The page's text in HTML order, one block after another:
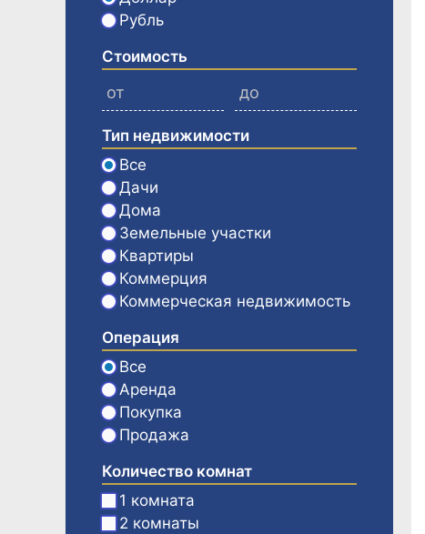
Рубль
Стоимость
Тип недвижимости
Все
Дачи
Дома
Земельные участки
Квартиры
Коммерция
Коммерческая недвижимость
Операция
Все
Аренда
Покупка
Продажа
Количество комнат
1 комната
2 комнаты